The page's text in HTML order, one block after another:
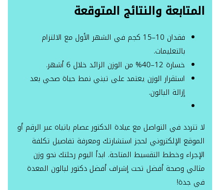
المتابعة والنتائج المتوقعة
فقدان 10–15 كجم في الشهر الأول مع الالتزام
بالتعليمات.
خسارة 12–40% من الوزن الزائد خلال 6 أشهر.
استقرار الوزن يعتمد على تبني نمط حياة صحي بعد
إزالة البالون.
لا تتردد في التواصل مع عيادة الدكتور عصام باتياه عبر الرقم أو
الموقع الإلكتروني لحجز استشارتك ومعرفة تفاصيل تكلفة
الإجراء وخطط التقسيط المتاحة. ابدأ اليوم رحلتك نحو وزن
مثالي وصحة أفضل تحت إشراف أفضل دكتور لبالون المعدة
في جدة!